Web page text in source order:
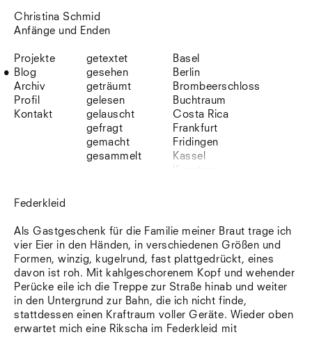
Christina Schmid
Anfänge und Enden
Projekte
Blog
Archiv
Profil
Kontakt
getextet
gesehen
geträumt
gelesen
gelauscht
gefragt
gemacht
gesammelt
Basel
Berlin
Brombeerschloss
Buchtraum
Costa Rica
Frankfurt
Fridingen
Kassel
Lissabon
NYC
Paris
Sonnenbühl
Straßburg
Stuttgart
Südtirol
Federkleid
Als Gastgeschenk für die Familie meiner Braut trage ich
vier Eier in den Händen, in verschiedenen Größen und
Formen, winzig, kugelrund, fast plattgedrückt, eines
davon ist roh. Mit kahlgeschorenem Kopf und wehender
Perücke eile ich die Treppe zur Straße hinab und weiter
in den Untergrund zur Bahn, die ich nicht finde,
stattdessen einen Kraftraum voller Geräte. Wieder oben
erwartet mich eine Rikscha im Federkleid mit